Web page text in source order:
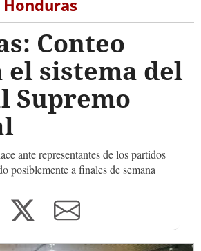
Honduras
Conteo
sistema del
Supremo
ante representantes de los partidos
posiblemente a finales de semana